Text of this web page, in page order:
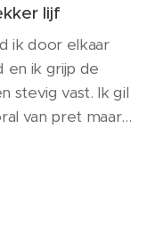
lijf
ik door elkaar
en ik grijp de
stevig vast. Ik gil
van pret maar